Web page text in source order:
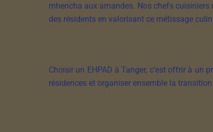
mhencha aux amandes. Nos chefs cuisiniers
des résidents en valorisant ce métissage
Choisir un EHPAD à Tanger, c’est offrir à un
résidences et organiser ensemble la